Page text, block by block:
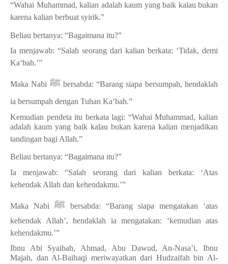
“Wahai Muhammad, kalian adalah kaum yang baik kalau bukan
karena kalian berbuat syirik.”
Beliau bertanya: “Bagaimana itu?”
Ia menjawab: “Salah seorang dari kalian berkata: ‘Tidak, demi
Ka‘bah.’”
Maka Nabi ﷺ bersabda: “Barang siapa bersumpah, hendaklah
ia bersumpah dengan Tuhan Ka‘bah.”
Kemudian pendeta itu berkata lagi: “Wahai Muhammad, kalian
adalah kaum yang baik kalau bukan karena kalian menjadikan
tandingan bagi Allah.”
Beliau bertanya: “Bagaimana itu?”
Ia menjawab: “Salah seorang dari kalian berkata: ‘Atas
kehendak Allah dan kehendakmu.’”
Maka Nabi ﷺ bersabda: “Barang siapa mengatakan ‘atas
kehendak Allah’, hendaklah ia mengatakan: ‘kemudian atas
kehendakmu.’”
Ibnu Abi Syaibah, Ahmad, Abu Dawud, An-Nasa’i, Ibnu
Majah, dan Al-Baihaqi meriwayatkan dari Hudzaifah bin Al-